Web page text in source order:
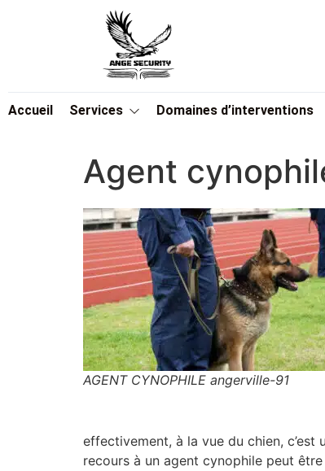
Accueil Services Domaines d’interventions
Agent
AGENT CYNOPHILE angerville-91
effectivement, à la vue du chien,
recours à un agent cynophile peut